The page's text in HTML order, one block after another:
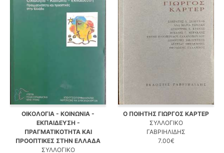
ΟΙΚΟΛΟΓΙΑ - ΚΟΙΝΩΝΙΑ -
ΕΚΠΑΙΔΕΥΣΗ -
ΠΡΑΓΜΑΤΙΚΟΤΗΤΑ ΚΑΙ
ΠΡΟΟΠΤΙΚΕΣ ΣΤΗΝ ΕΛΛΑΔΑ
ΣΥΛΛΟΓΙΚΟ
Ο ΠΟΙΗΤΗΣ ΓΙΩΡΓΟΣ ΚΑΡΤΕΡ
ΣΥΛΛΟΓΙΚΟ
ΓΑΒΡΙΗΛΙΔΗΣ
7.00€